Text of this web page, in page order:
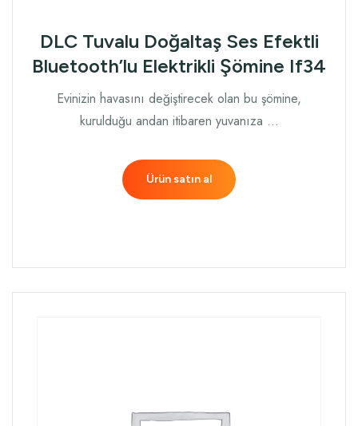
DLC Tuvalu Doğaltaş Ses Efektli
Bluetooth’lu Elektrikli Şömine If34
Evinizin havasını değiştirecek olan bu şömine,
kurulduğu andan itibaren yuvanıza …
Ürün satın al